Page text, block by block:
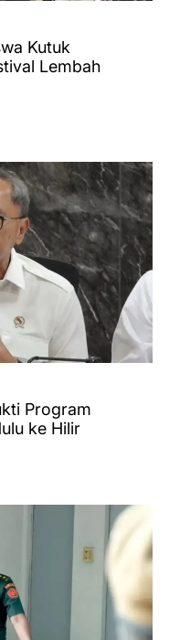
Kutuk
Lembah
Program
ke Hilir